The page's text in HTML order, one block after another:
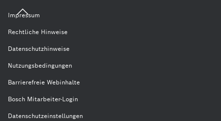
Impressum
Rechtliche Hinweise
Datenschutzhinweise
Nutzungsbedingungen
Barrierefreie Webinhalte
Bosch Mitarbeiter-Login
Datenschutzeinstellungen